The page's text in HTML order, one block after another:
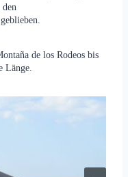
de los Rodeos bis
Länge.